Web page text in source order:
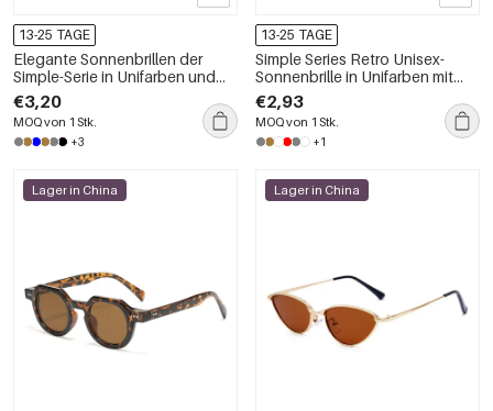
13-25 TAGE
Elegante Sonnenbrillen der
Simple-Serie in Unifarben und
Farbverlauf
€3,20
MOQ von 1 Stk.
+3
13-25 TAGE
Simple Series Retro Unisex-
Sonnenbrille in Unifarben mit
Farbverlauf
€2,93
MOQ von 1 Stk.
+1
Lager in China Lager in China